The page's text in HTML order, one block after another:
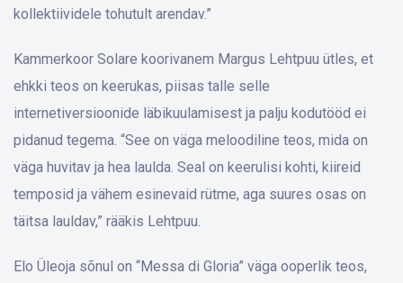
kollektiividele tohutult arendav.”
Kammerkoor Solare koorivanem Margus Lehtpuu ütles, et
ehkki teos on keerukas, piisas talle selle
internetiversioonide läbikuulamisest ja palju kodutööd ei
pidanud tegema. “See on väga meloodiline teos, mida on
väga huvitav ja hea laulda. Seal on keerulisi kohti, kiireid
temposid ja vähem esinevaid rütme, aga suures osas on
täitsa lauldav,” rääkis Lehtpuu.
Elo Üleoja sõnul on “Messa di Gloria” väga ooperlik teos,